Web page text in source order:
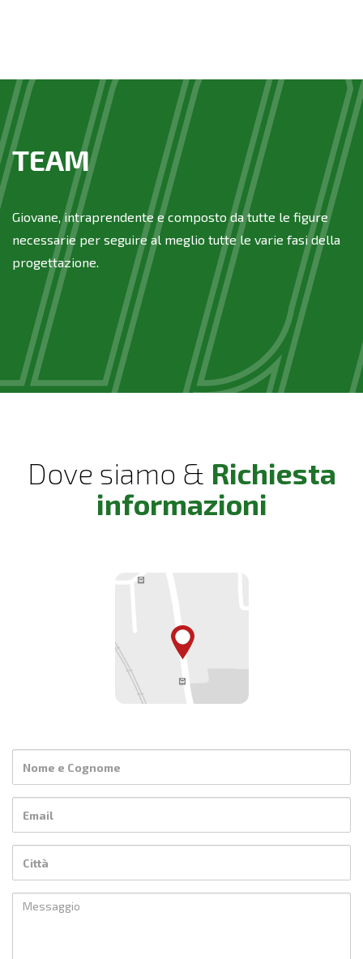
TEAM
Giovane, intraprendente e composto da tutte le figure
necessarie per seguire al meglio tutte le varie fasi della
progettazione.
Dove siamo & Richiesta
informazioni